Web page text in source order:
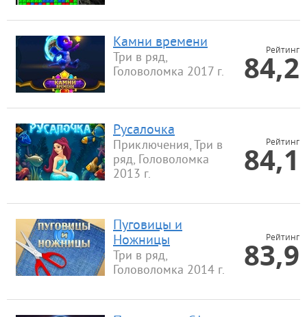
Камни времени
Три в ряд,
Головоломка 2017 г.
Рейтинг
84,2
Русалочка
Приключения, Три в
ряд, Головоломка
2013 г.
Рейтинг
84,1
Пуговицы и
Ножницы
Три в ряд,
Головоломка 2014 г.
Рейтинг
83,9